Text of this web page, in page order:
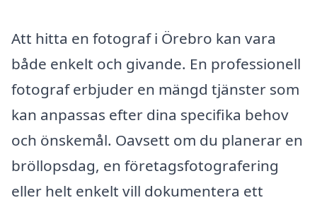
Att hitta en fotograf i Örebro kan vara
både enkelt och givande. En professionell
fotograf erbjuder en mängd tjänster som
kan anpassas efter dina specifika behov
och önskemål. Oavsett om du planerar en
bröllopsdag, en företagsfotografering
eller helt enkelt vill dokumentera ett